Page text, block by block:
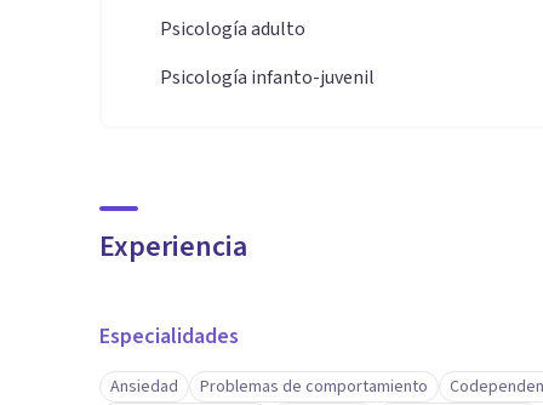
Psicología adulto
Psicología infanto-juvenil
Experiencia
Especialidades
Ansiedad Problemas de comportamiento